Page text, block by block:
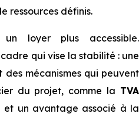
ressources définis.
loyer plus accessible.
cadre qui vise la stabilité : une
mécanismes qui peuvent
du projet, comme la TVA
et un avantage associé à la